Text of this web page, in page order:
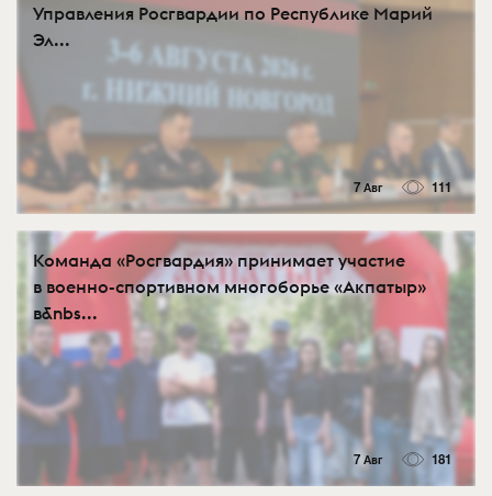
Управления Росгвардии по Республике Марий
Эл...
7 Авг 111
Команда «Росгвардия» принимает участие
в военно-спортивном многоборье «Акпатыр»
в&nbs...
7 Авг 181